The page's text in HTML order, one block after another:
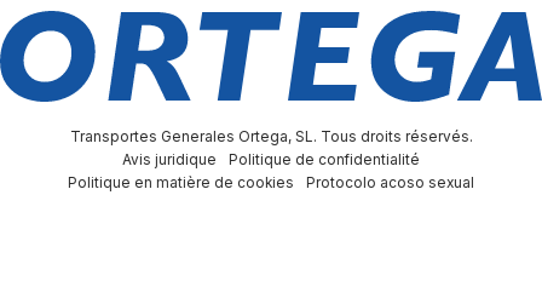
Transportes Generales Ortega, SL. Tous droits réservés.
Avis juridique
Politique de confidentialité
Politique en matière de cookies
Protocolo acoso sexual